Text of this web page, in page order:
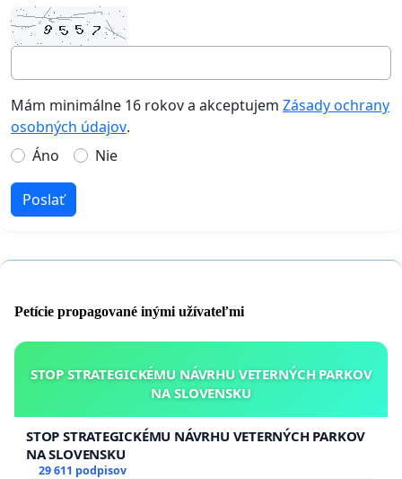
Mám minimálne 16 rokov a akceptujem Zásady ochrany
osobných údajov.
Áno
Nie
Poslať
Petície propagované inými užívateľmi
STOP STRATEGICKÉMU NÁVRHU VETERNÝCH PARKOV
NA SLOVENSKU
STOP STRATEGICKÉMU NÁVRHU VETERNÝCH PARKOV
NA SLOVENSKU
29 611 podpisov